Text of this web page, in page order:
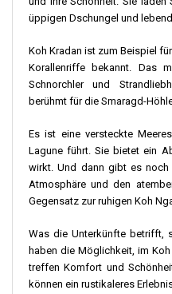
üppigen Dschungel und
Koh Kradan ist zum Beispiel
Korallenriffe bekannt. Das
Schnorchler und
berühmt für die Smaragd-
Es ist eine versteckte
Lagune führt. Sie bietet ein
wirkt. Und dann gibt es noch
Atmosphäre und den
Gegensatz zur ruhigen Koh
Was die Unterkünfte betrifft,
haben die Möglichkeit, im
treffen Komfort und
können ein rustikaleres